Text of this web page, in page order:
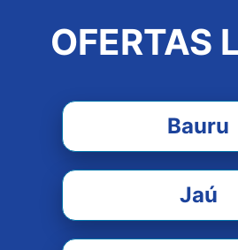
OFERTAS
Bauru
Jaú